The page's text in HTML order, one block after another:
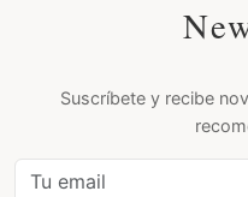
Suscríbete y recibe